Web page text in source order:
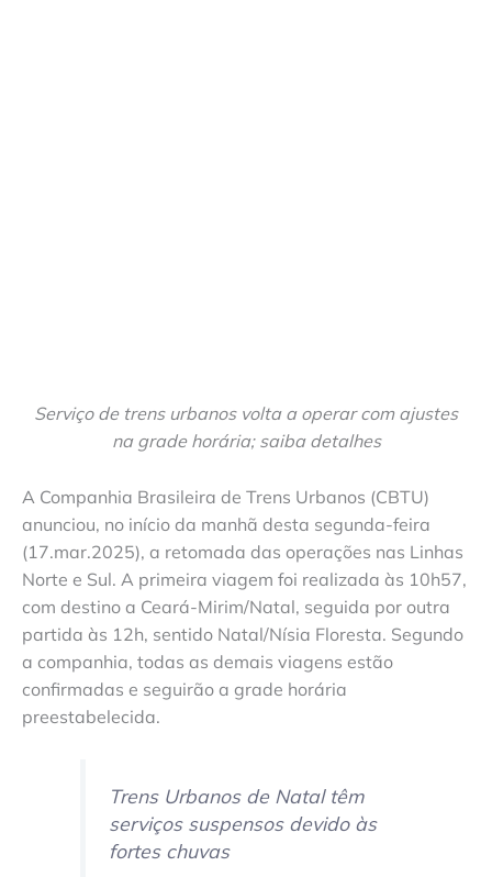
Serviço de trens urbanos volta a operar com ajustes
na grade horária; saiba detalhes
A Companhia Brasileira de Trens Urbanos (CBTU)
anunciou, no início da manhã desta segunda-feira
(17.mar.2025), a retomada das operações nas Linhas
Norte e Sul. A primeira viagem foi realizada às 10h57,
com destino a Ceará-Mirim/Natal, seguida por outra
partida às 12h, sentido Natal/Nísia Floresta. Segundo
a companhia, todas as demais viagens estão
confirmadas e seguirão a grade horária
preestabelecida.
Trens Urbanos de Natal têm
serviços suspensos devido às
fortes chuvas